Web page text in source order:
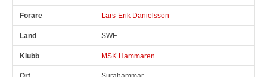
Lars-Erik Danielsson
SWE
MSK Hammaren